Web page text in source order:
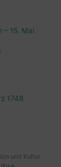
15. Mai
1748
und Kultur